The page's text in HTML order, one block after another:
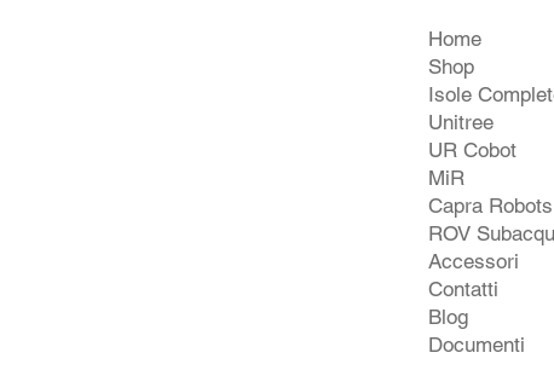
Home
Shop
Unitree
UR Cobot
MiR
Capra Robots
ROV
Accessori
Contatti
Blog
Documenti